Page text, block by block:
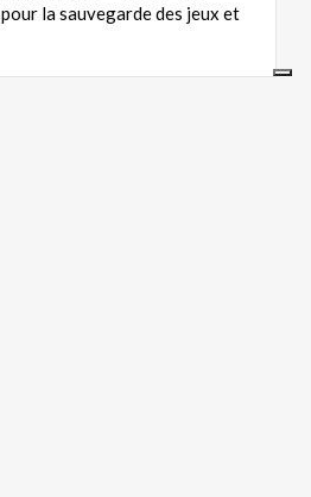
la sauvegarde des jeux et